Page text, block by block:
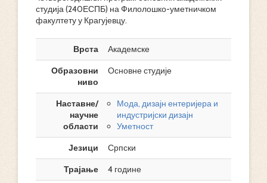
студија (240ЕСПБ) на Филолошко-уметничком
факултету у Крагујевцу.
Врста
Академске
Образовни
ниво
Основне студије
Наставне/
научне
области
Мода, дизајн ентеријера и
индустријски дизајн
Уметност
Језици
Српски
Трајање
4 године